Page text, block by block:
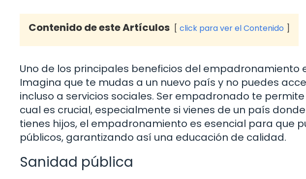
Contenido de este Artículos click para ver el Contenido
Uno de los principales beneficios del empadronamiento
Imagina que te mudas a un nuevo país y no puedes
incluso a servicios sociales. Ser empadronado te
cual es crucial, especialmente si vienes de un país
tienes hijos, el empadronamiento es esencial para que
públicos, garantizando así una educación de calidad.
Sanidad pública